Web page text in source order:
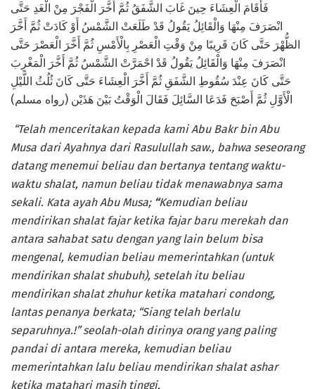
فَأَقَامَ الْعِشَاءَ حِينَ غَابَ الشَّفَقُ ثُمَّ أَخَّرَ الْفَجْرَ مِنْ الْغَدِ حَتَّى
انْصَرَفَ مِنْهَا وَالْقَائِلُ يَقُولُ قَدْ طَلَعَتْ الشَّمْسُ أَوْ كَادَتْ ثُمَّ أَخَّرَ
الظُّهْرَ حَتَّى كَانَ قَرِيبًا مِنْ وَقْتِ الْعَصْرِ بِالْأَمْسِ ثُمَّ أَخَّرَ الْعَصْرَ حَتَّى
انْصَرَفَ مِنْهَا وَالْقَائِلُ يَقُولُ قَدْ احْمَرَّتْ الشَّمْسُ ثُمَّ أَخَّرَ الْمَغْرِبَ
حَتَّى كَانَ عِنْدَ سُقُوطِ الشَّفَقِ ثُمَّ أَخَّرَ الْعِشَاءَ حَتَّى كَانَ ثُلُثُ اللَّيْلِ
الْأَوَّلِ ثُمَّ أَصْبَحَ فَدَعَا السَّائِلَ فَقَالَ الْوَقْتُ بَيْنَ هَذَيْن (رواه مسلم)
“Telah menceritakan kepada kami Abu Bakr bin Abu
Musa dari Ayahnya dari Rasulullah saw., bahwa seseorang
datang menemui beliau dan bertanya tentang waktu-
waktu shalat, namun beliau tidak menawabnya sama
sekali. Kata ayah Abu Musa; “Kemudian beliau
mendirikan shalat fajar ketika fajar baru merekah dan
antara sahabat satu dengan yang lain belum bisa
mengenal, kemudian beliau memerintahkan (untuk
mendirikan shalat shubuh), setelah itu beliau
mendirikan shalat zhuhur ketika matahari condong,
lantas penanya berkata; “Siang telah berlalu
separuhnya.!” seolah-olah dirinya orang yang paling
pandai di antara mereka, kemudian beliau
memerintahkan lalu beliau mendirikan shalat ashar
ketika matahari masih tinggi,